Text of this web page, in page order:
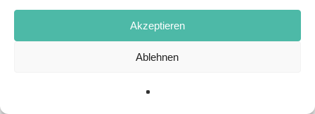
Akzeptieren
Ablehnen
Fachbereich Informatik beispielsweise gibt es
einen Zeitungsständer, in dem seit Juni letzten
Jahres die selbe Ausgabe liegt.